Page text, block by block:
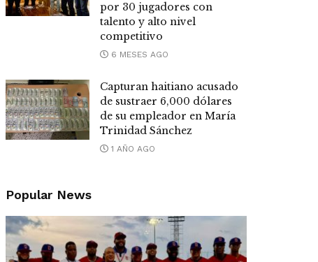
por 30 jugadores con
talento y alto nivel
competitivo
6 MESES AGO
Capturan haitiano acusado
de sustraer 6,000 dólares
de su empleador en María
Trinidad Sánchez
1 AÑO AGO
Popular News